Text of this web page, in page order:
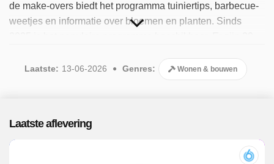
de make-overs biedt het programma tuiniertips, barbecue-
weetjes en informatie over bloemen en planten. Sinds
Laatste: 13-06-2026 Genres: Wonen & bouwen
Laatste aflevering